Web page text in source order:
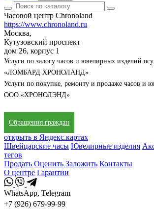
Часовой центр Chronoland
https://www.chronoland.ru
Москва,
Кутузовский проспект
дом 26, корпус 1
Услуги по залогу часов и ювелирных изделий
«ЛОМБАРД ХРОНОЛАНД»
Услуги по покупке, ремонту и продаже часов и
ООО «ХРОНОЛЭНД»
Обращения граждан
открыть в Яндекс.картах
Швейцарские часы Ювелирные изделия
тегов
Продать Оценить Заложить Контакты
О центре Гарантии
WhatsApp, Telegram
+7 (926) 679-99-99